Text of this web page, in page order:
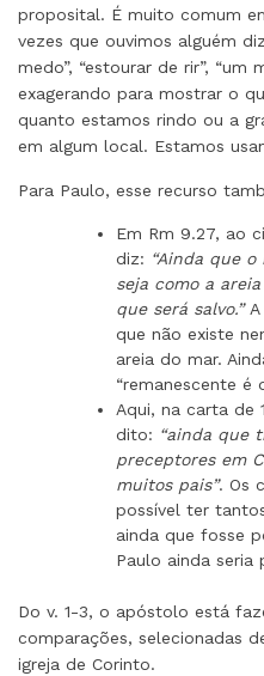
proposital. É muito comum
vezes que ouvimos alguém
medo”, “estourar de rir”, “um
exagerando para mostrar o
quanto estamos rindo ou a
em algum local. Estamos
Para Paulo, esse recurso
Em Rm 9.27, ao
diz: “Ainda que
seja como a
que será salvo.”A
que não existe
areia do mar.
“remanescente é
Aqui, na carta de
dito: “ainda que
preceptores em
muitos pais”. Os
possível ter
ainda que fosse
Paulo ainda seria
Do v. 1-3, o apóstolo está
comparações, selecionadas
igreja de Corinto.